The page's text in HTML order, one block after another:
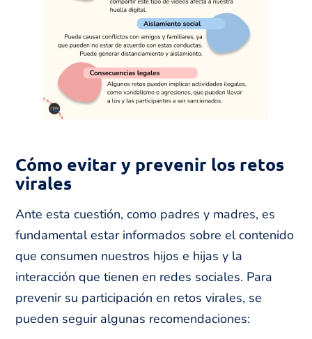
Cómo evitar y prevenir los retos
virales
Ante esta cuestión, como padres y madres, es
fundamental estar informados sobre el contenido
que consumen nuestros hijos e hijas y la
interacción que tienen en redes sociales. Para
prevenir su participación en retos virales, se
pueden seguir algunas recomendaciones: